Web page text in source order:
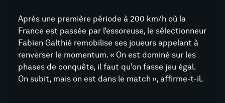
Après une première période à 200 km/h où la
France est passée par l’essoreuse, le sélectionneur
Fabien Galthié remobilise ses joueurs appelant à
renverser le momentum. « On est dominé sur les
phases de conquête, il faut qu’on fasse jeu égal.
On subit, mais on est dans le match », affirme-t-il.